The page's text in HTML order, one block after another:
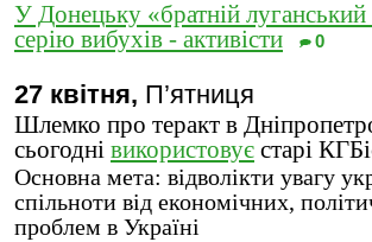
У Донецьку «братній
серію вибухів - активісти
0
27 квітня, П’ятниця
Шлемко про теракт в
сьогодні використовує старі
Основна мета: відволікти увагу
спільноти від економічних,
проблем в Україні